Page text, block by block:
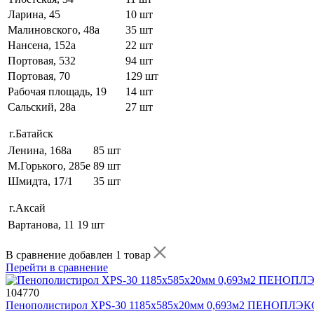
Ларина, 45
10 шт
Малиновского, 48а
35 шт
Нансена, 152а
22 шт
Портовая, 532
94 шт
Портовая, 70
129 шт
Рабочая площадь, 19
14 шт
Сальский, 28a
27 шт
г.Батайск
Ленина, 168а
85 шт
М.Горького, 285е 89 шт
Шмидта, 17/1
35 шт
г.Аксай
Вартанова, 11 19 шт
В сравнение добавлен 1 товар
Перейти в сравнение
104770
Пенополистирол XPS-30 1185х585х20мм 0,693м2